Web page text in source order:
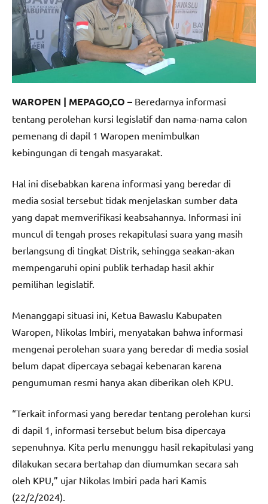
WAROPEN | MEPAGO,CO – Beredarnya informasi
tentang perolehan kursi legislatif dan nama-nama calon
pemenang di dapil 1 Waropen menimbulkan
kebingungan di tengah masyarakat.
Hal ini disebabkan karena informasi yang beredar di
media sosial tersebut tidak menjelaskan sumber data
yang dapat memverifikasi keabsahannya. Informasi ini
muncul di tengah proses rekapitulasi suara yang masih
berlangsung di tingkat Distrik, sehingga seakan-akan
mempengaruhi opini publik terhadap hasil akhir
pemilihan legislatif.
Menanggapi situasi ini, Ketua Bawaslu Kabupaten
Waropen, Nikolas Imbiri, menyatakan bahwa informasi
mengenai perolehan suara yang beredar di media sosial
belum dapat dipercaya sebagai kebenaran karena
pengumuman resmi hanya akan diberikan oleh KPU.
“Terkait informasi yang beredar tentang perolehan kursi
di dapil 1, informasi tersebut belum bisa dipercaya
sepenuhnya. Kita perlu menunggu hasil rekapitulasi yang
dilakukan secara bertahap dan diumumkan secara sah
oleh KPU,” ujar Nikolas Imbiri pada hari Kamis
(22/2/2024).